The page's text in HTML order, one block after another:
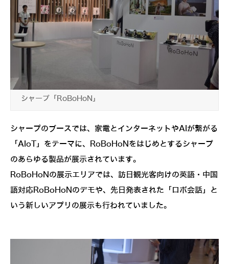
シャープ「RoBoHoN」
シャープのブースでは、家電とインターネットやAIが繋がる
「AIoT」をテーマに、RoBoHoNをはじめとするシャープ
のあらゆる製品が展示されています。
RoBoHoNの展示エリアでは、訪日観光客向けの英語・中国
語対応RoBoHoNのデモや、先日発表された「ロボ会話」と
いう新しいアプリの展示も行われていました。